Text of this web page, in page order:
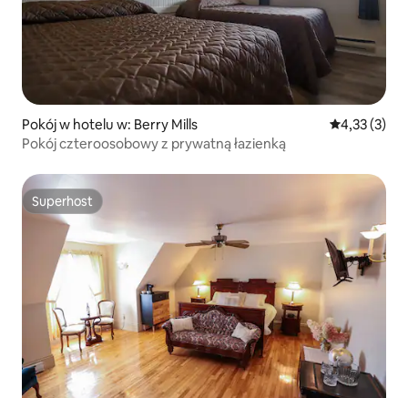
Pokój w hotelu w: Berry Mills Średnia
4,33 (3)
Pokój czteroosobowy z prywatną łazienką
Superhost
Superhost